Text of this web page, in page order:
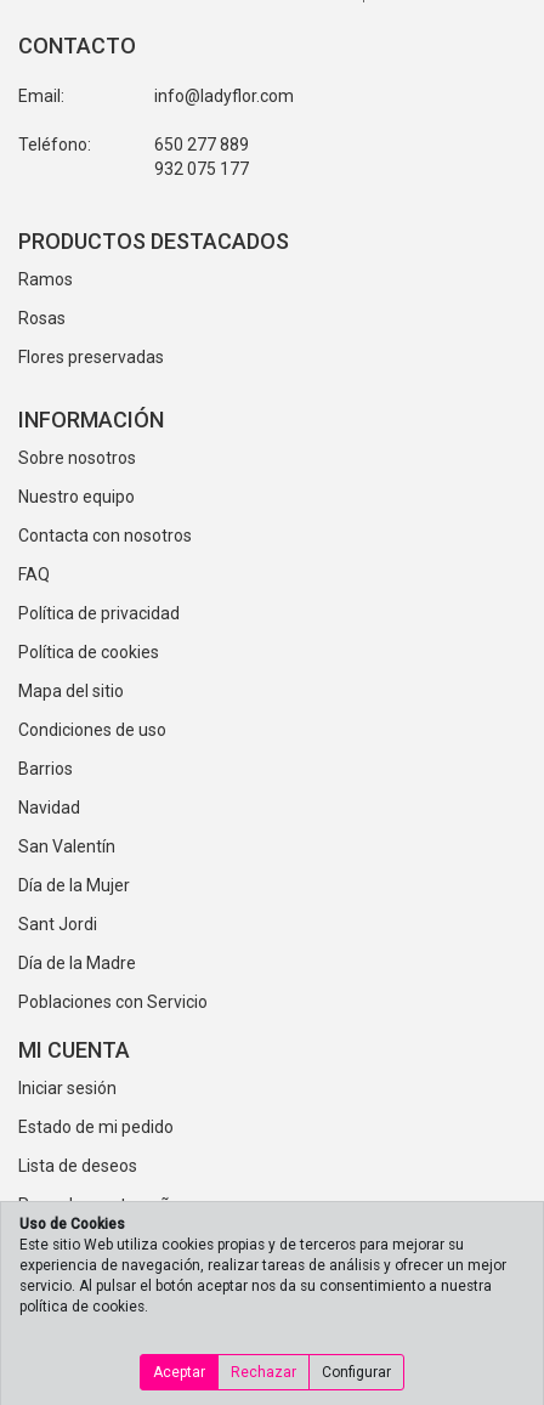
CONTACTO
Email: info@ladyflor.com
Teléfono:
650 277 889
932 075 177
PRODUCTOS DESTACADOS
Ramos
Rosas
Flores preservadas
INFORMACIÓN
Sobre nosotros
Nuestro equipo
Contacta con nosotros
FAQ
Política de privacidad
Política de cookies
Mapa del sitio
Condiciones de uso
Barrios
Navidad
San Valentín
Día de la Mujer
Sant Jordi
Día de la Madre
Poblaciones con Servicio
MI CUENTA
Iniciar sesión
Estado de mi pedido
Lista de deseos
Recordar contraseña
Copyright © 2026 Floristería Online LadyFlor
Uso de Cookies
Este sitio Web utiliza cookies propias y de terceros para mejorar su
experiencia de navegación, realizar tareas de análisis y ofrecer un mejor
servicio. Al pulsar el botón aceptar nos da su consentimiento a nuestra
política de cookies.
Aceptar Rechazar Configurar